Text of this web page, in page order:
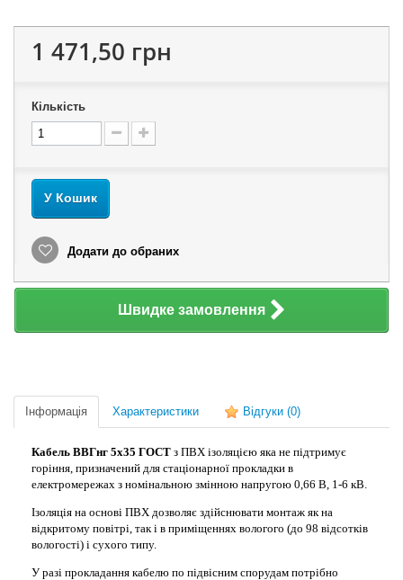
1 471,50 грн
Кількість
У Кошик
Додати до обраних
Швидке замовлення
Інформація Характеристики Відгуки (0)
Кабель ВВГнг 5х35 ГОСТ з ПВХ ізоляцією яка не підтримує
горіння, призначений для стаціонарної прокладки в
електромережах з номінальною змінною напругою 0,66 В, 1-6 кВ.
Ізоляція на основі ПВХ дозволяє здійснювати монтаж як на
відкритому повітрі, так і в приміщеннях вологого (до 98 відсотків
вологості) і сухого типу.
У разі прокладання кабелю по підвісним спорудам потрібно